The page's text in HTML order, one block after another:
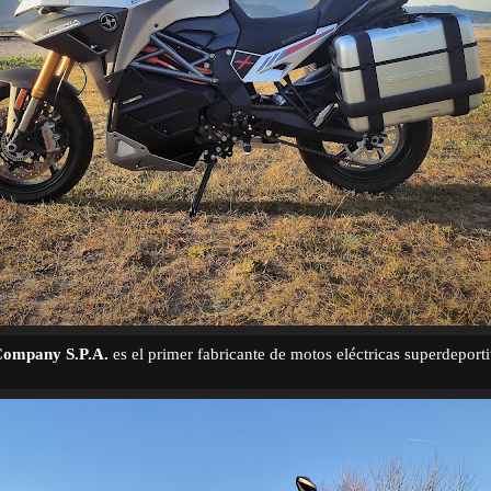
S.P.A. es el primer fabricante de motos eléctricas